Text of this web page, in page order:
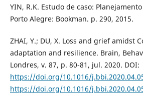
YIN, R.K. Estudo de caso:
Porto Alegre: Bookman. p. 290, 2015.
ZHAI, Y.; DU, X. Loss and grief amidst
adaptation and resilience. Brain,
Londres, v. 87, p. 80-81, jul. 2020. DOI:
https://doi.org/10.1016/
https://doi.org/10.1016/